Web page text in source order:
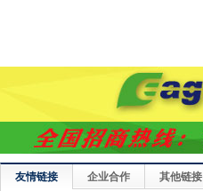
友情链接 企业合作 其他链接